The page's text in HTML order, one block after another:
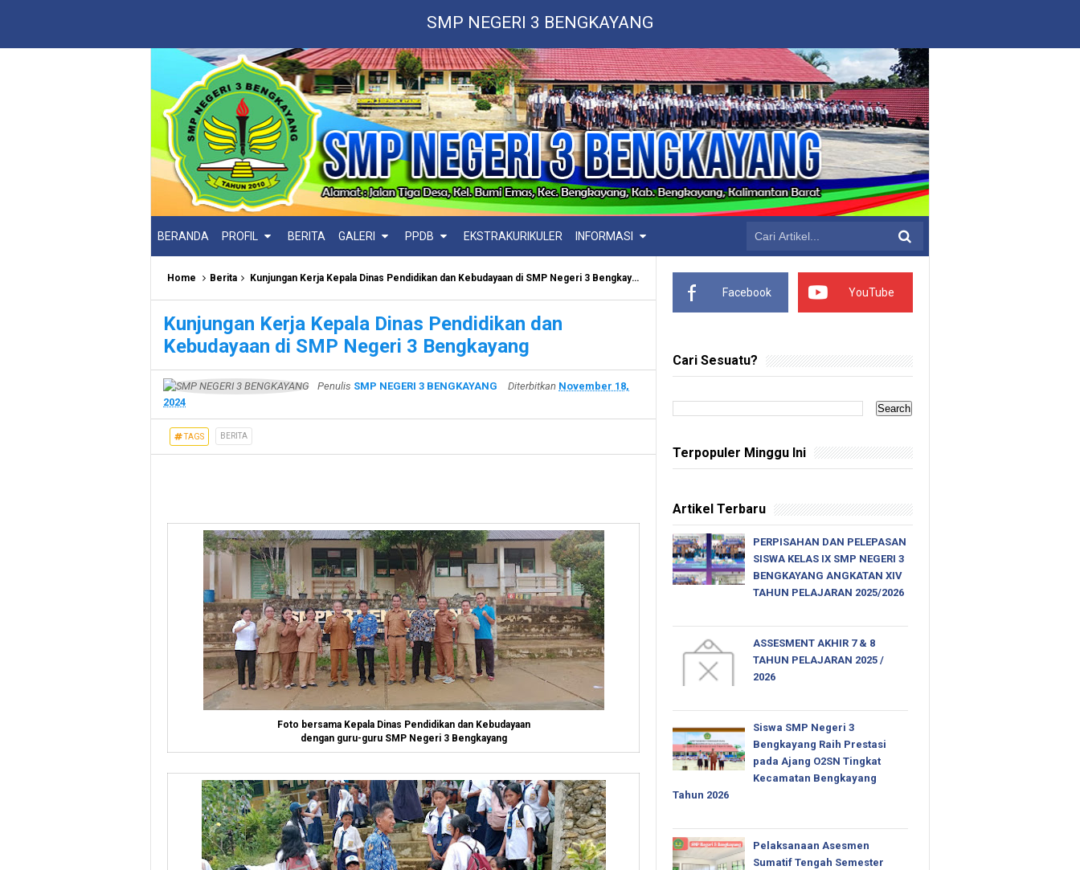
SMP NEGERI 3 BENGKAYANG
BERANDA PROFIL BERITA GALERI PPDB EKSTRAKURIKULER INFORMASI
Home Berita Kunjungan Kerja Kepala Dinas Pendidikan dan Kebudayaan di SMP Negeri 3 Bengkayang
Kunjungan Kerja Kepala Dinas Pendidikan dan
Kebudayaan di SMP Negeri 3 Bengkayang
Penulis SMP NEGERI 3 BENGKAYANG Diterbitkan November 18,
2024
TAGS BERITA
Foto bersama Kepala Dinas Pendidikan dan Kebudayaan
dengan guru-guru SMP Negeri 3 Bengkayang
Facebook YouTube
Cari Sesuatu?
Terpopuler Minggu Ini
Artikel Terbaru
PERPISAHAN DAN PELEPASAN
SISWA KELAS IX SMP NEGERI 3
BENGKAYANG ANGKATAN XIV
TAHUN PELAJARAN 2025/2026
ASSESMENT AKHIR 7 & 8
TAHUN PELAJARAN 2025 /
2026
Siswa SMP Negeri 3
Bengkayang Raih Prestasi
pada Ajang O2SN Tingkat
Kecamatan Bengkayang
Tahun 2026
Pelaksanaan Asesmen
Sumatif Tengah Semester